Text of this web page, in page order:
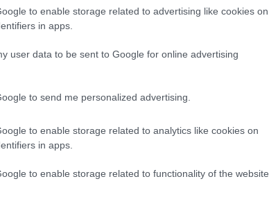
to enable storage related to advertising like cookies on
in apps.
user data to be sent to Google for online advertising
to send me personalized advertising.
to enable storage related to analytics like cookies on
in apps.
to enable storage related to functionality of the website
autópálya
koncesszió